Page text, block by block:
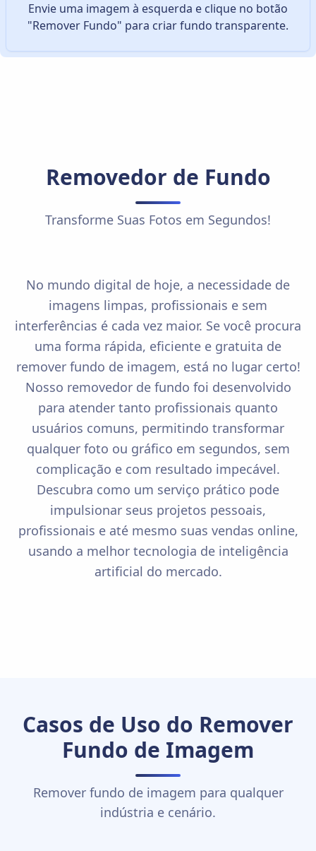
Envie uma imagem à esquerda e clique no botão
"Remover Fundo" para criar fundo transparente.
Removedor de Fundo
Transforme Suas Fotos em Segundos!
No mundo digital de hoje, a necessidade de
imagens limpas, profissionais e sem
interferências é cada vez maior. Se você procura
uma forma rápida, eficiente e gratuita de
remover fundo de imagem, está no lugar certo!
Nosso removedor de fundo foi desenvolvido
para atender tanto profissionais quanto
usuários comuns, permitindo transformar
qualquer foto ou gráfico em segundos, sem
complicação e com resultado impecável.
Descubra como um serviço prático pode
impulsionar seus projetos pessoais,
profissionais e até mesmo suas vendas online,
usando a melhor tecnologia de inteligência
artificial do mercado.
Casos de Uso do Remover
Fundo de Imagem
Remover fundo de imagem para qualquer
indústria e cenário.